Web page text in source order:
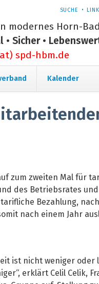
NAVIGATION
SUCHE
modernes Horn-
• Sicher •
spd-hbm.de
Kalender
zum zweiten Mal für
des Betriebsrates
Bezahlung,
nach einem Jahr
ist nicht weniger
erklärt Celil Celik,